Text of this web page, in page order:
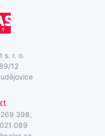
s. r. o.
12
398,
089